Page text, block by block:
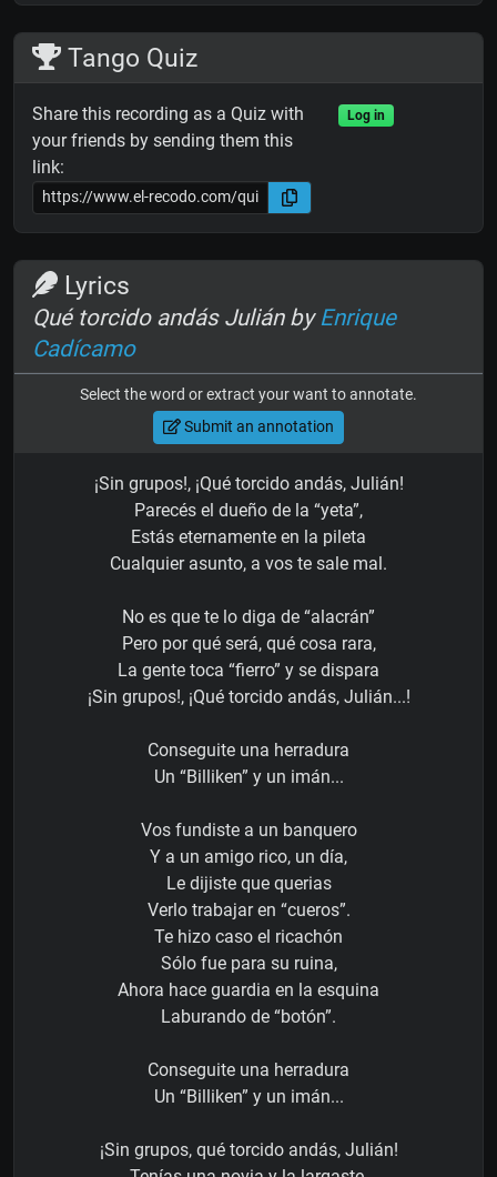
Tango Quiz
Share this recording as a Quiz with
your friends by sending them this
link:
Log in
Lyrics
Qué torcido andás Julián byEnrique
Cadícamo
Select the word or extract your want to annotate.
Submit an annotation
¡Sin grupos!, ¡Qué torcido andás, Julián!
Parecés el dueño de la “yeta”,
Estás eternamente en la pileta
Cualquier asunto, a vos te sale mal.
No es que te lo diga de “alacrán”
Pero por qué será, qué cosa rara,
La gente toca “fierro” y se dispara
¡Sin grupos!, ¡Qué torcido andás, Julián...!
Conseguite una herradura
Un “Billiken” y un imán...
Vos fundiste a un banquero
Y a un amigo rico, un día,
Le dijiste que querias
Verlo trabajar en “cueros”.
Te hizo caso el ricachón
Sólo fue para su ruina,
Ahora hace guardia en la esquina
Laburando de “botón”.
Conseguite una herradura
Un “Billiken” y un imán...
¡Sin grupos, qué torcido andás, Julián!